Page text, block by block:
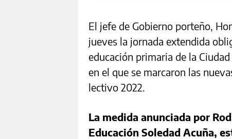
El jefe de Gobierno porteño,
jueves la jornada extendida
educación primaria de la
en el que se marcaron las
lectivo 2022.
La medida anunciada por
Educación Soledad Acuña,